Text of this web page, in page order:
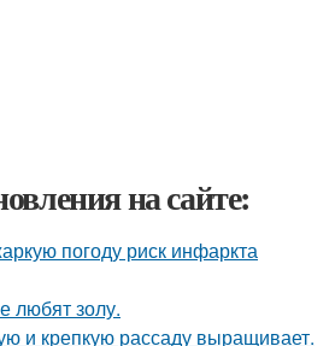
на сайте:
погоду риск инфаркта
любят золу.
и крепкую рассаду выращивает.